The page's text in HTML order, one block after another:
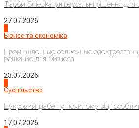
Фарби Sniezka: універсальні рішення для
27.07.2026
Бізнес та економіка
Промышленные солнечные
решение для бизнеса
23.07.2026
Суспільство
Цукровий діабет у похилому віці:
17.07.2026